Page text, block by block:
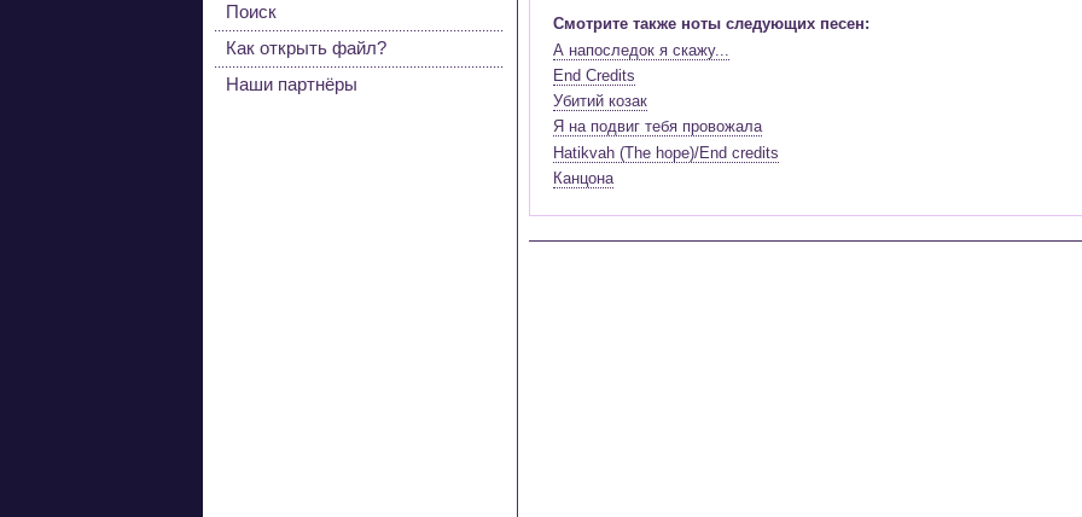
Смотрите также ноты следующих песен:
А напоследок я скажу...
End Credits
Убитий козак
Я на подвиг тебя провожала
Hatikvah (The hope)/End credits
Канцона
Поиск
Как открыть файл?
Наши партнёры